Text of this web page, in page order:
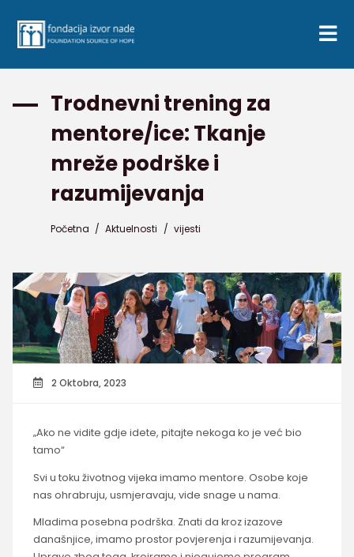
Trodnevni trening za
mentore/ice: Tkanje
mreže podrške i
razumijevanja
Početna / Aktuelnosti / vijesti
2 Oktobra, 2023
„Ako ne vidite gdje idete, pitajte nekoga ko je već bio
tamo“
Svi u toku životnog vijeka imamo mentore. Osobe koje
nas ohrabruju, usmjeravaju, vide snage u nama.
Mladima posebna podrška. Znati da kroz izazove
današnjice, imamo prostor povjerenja i razumijevanja.